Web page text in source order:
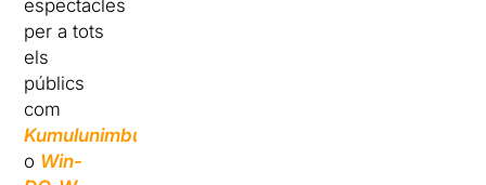
espectacles
per a tots
els
públics
com
Kumulunimbu
o Win-